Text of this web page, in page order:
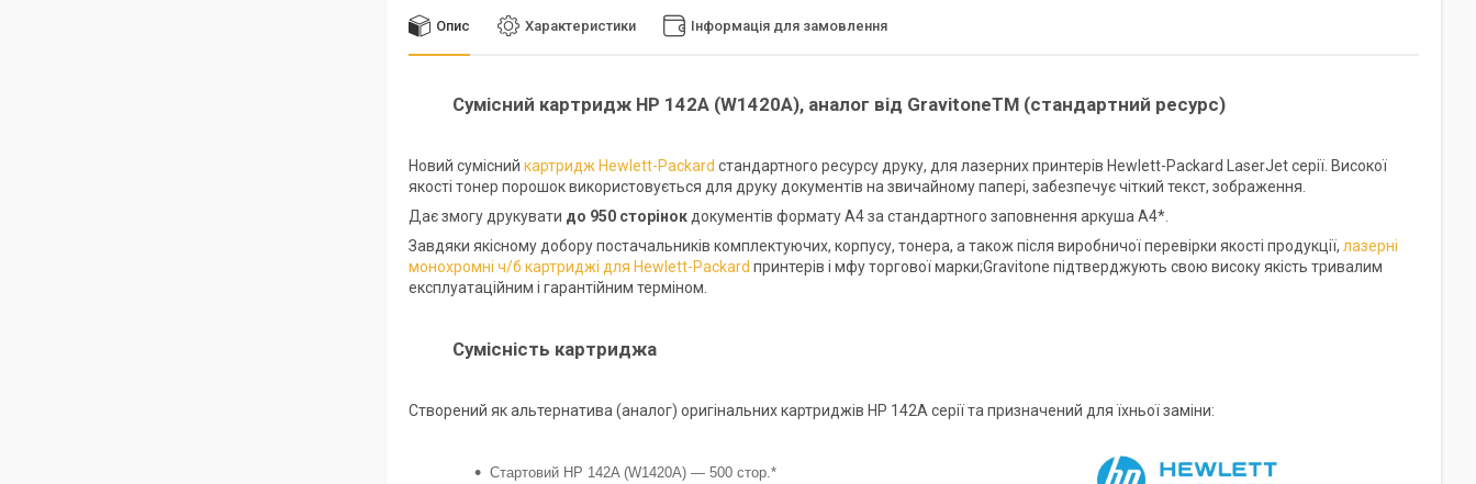
Опис Характеристики Інформація для замовлення
Сумісний картридж HP 142A (W1420A), аналог від GravitoneTM (стандартний ресурс)
Новий сумісний картридж Hewlett-Packard стандартного ресурсу друку, для лазерних принтерів Hewlett-Packard LaserJet серії. Високої
якості тонер порошок використовується для друку документів на звичайному папері, забезпечує чіткий текст, зображення.
Дає змогу друкувати до 950 сторінок документів формату А4 за стандартного заповнення аркуша А4*.
Завдяки якісному добору постачальників комплектуючих, корпусу, тонера, а також після виробничої перевірки якості продукції, лазерні
монохромні ч/б картриджі для Hewlett-Packard принтерів і мфу торгової марки;Gravitone підтверджують свою високу якість тривалим
експлуатаційним і гарантійним терміном.
Сумісність картриджа
Створений як альтернатива (аналог) оригінальних картриджів HP 142A серії та призначений для їхньої заміни:
Стартовий HP 142A (W1420A) — 500 стор.*